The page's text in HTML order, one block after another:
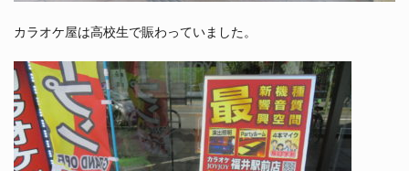
カラオケ屋は高校生で賑わっていました。